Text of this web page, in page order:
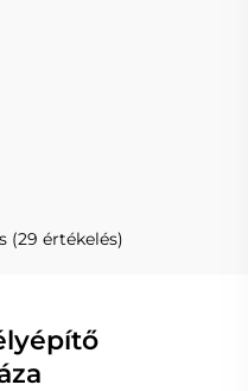
(29 értékelés)